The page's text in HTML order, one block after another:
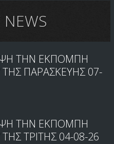
NEWS
ΤΗΝ ΕΚΠΟΜΠΗ
ΤΗΣ ΠΑΡΑΣΚΕΥΗΣ 07-
ΤΗΝ ΕΚΠΟΜΠΗ
ΤΗΣ ΤΡΙΤΗΣ 04-08-26